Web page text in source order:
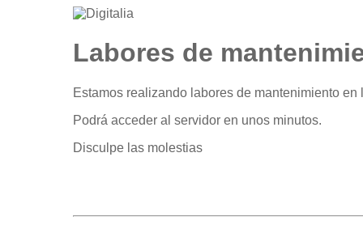
Labores de
Estamos realizando labores de mantenimiento en
Podrá acceder al servidor en unos minutos.
Disculpe las molestias